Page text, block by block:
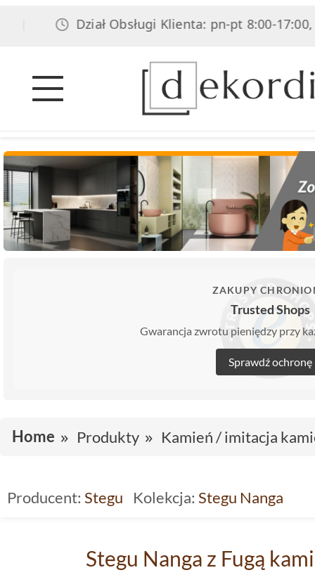
Dział Obsługi Klienta: pn-pt 8:00-17:00, sob
ZAKUPY
Trusted Shops
Gwarancja zwrotu pieniędzy przy
Sprawdź ochronę
Home Produkty Kamień / imitacja
Producent: Stegu Kolekcja: Stegu Nanga
Stegu Nanga z Fugą